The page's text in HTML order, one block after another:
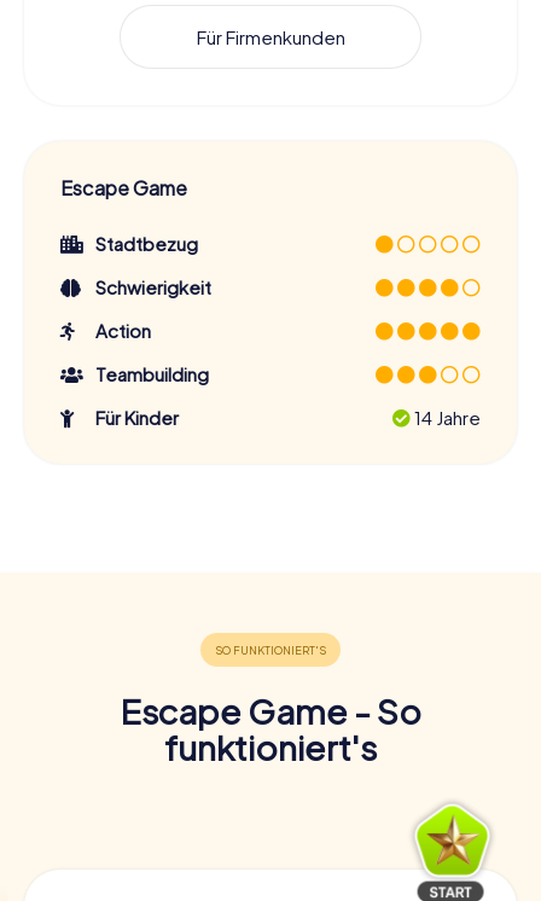
Für Firmenkunden
Escape Game
Stadtbezug
Schwierigkeit
Action
Teambuilding
Für Kinder
14 Jahre
Escape Game - So
funktioniert's